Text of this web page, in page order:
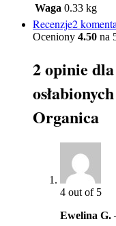
Waga 0.33 kg
Recenzje2
Oceniony 4.50 na
2 opinie dla
Organica
4 out of 5
Ewelina G.